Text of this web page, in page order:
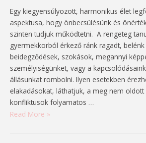
Egy kiegyensúlyozott, harmonikus élet
aspektusa, hogy önbecsülésünk és
szinten tudjuk működtetni. A rengeteg
gyermekkorból érkező ránk ragadt,
beidegződések, szokások, megannyi
személyiségünket, vagy a
állásunkat rombolni. Ilyen esetekben
elakadásokat, láthatjuk, a meg nem oldott
konfliktusok folyamatos …
Önbizalom
Read More »